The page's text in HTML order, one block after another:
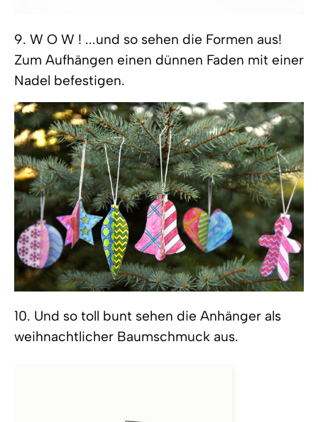
9. W O W ! ...und so sehen die Formen aus!
Zum Aufhängen einen dünnen Faden mit einer
Nadel befestigen.
10. Und so toll bunt sehen die Anhänger als
weihnachtlicher Baumschmuck aus.